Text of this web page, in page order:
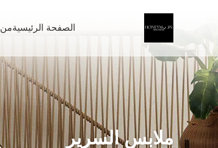
الصفحة الرئيسية
ملابس السرير